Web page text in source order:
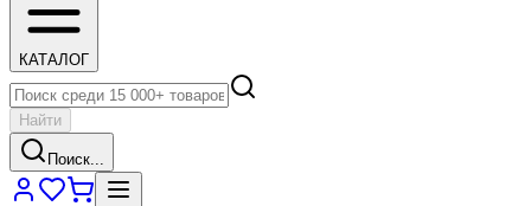
КАТАЛОГ
Найти
Поиск...